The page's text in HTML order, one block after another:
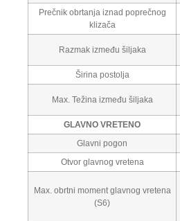
Prečnik obrtanja iznad poprečnog
klizača
Razmak između šiljaka
Širina postolja
Max. Težina između šiljaka
GLAVNO VRETENO
Glavni pogon
Otvor glavnog vretena
Max. obrtni moment glavnog vretena
(S6)